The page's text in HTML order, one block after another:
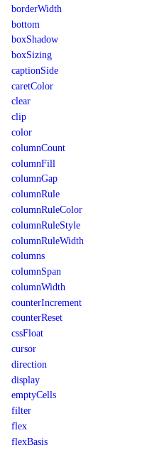
borderWidth
bottom
boxShadow
boxSizing
captionSide
caretColor
clear
clip
color
columnCount
columnFill
columnGap
columnRule
columnRuleColor
columnRuleStyle
columnRuleWidth
columns
columnSpan
columnWidth
counterIncrement
counterReset
cssFloat
cursor
direction
display
emptyCells
filter
flex
flexBasis